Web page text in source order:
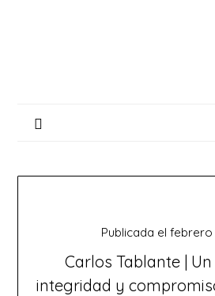
Carlos Tablante |
integridad y
Publicada el febrero